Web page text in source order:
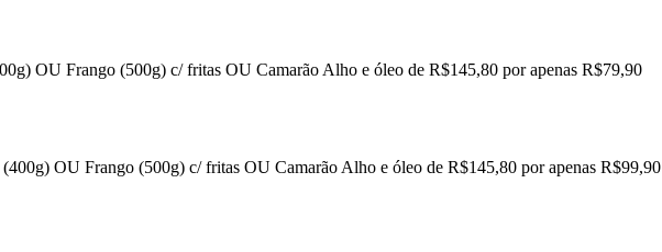
OU Frango (500g) c/ fritas OU Camarão Alho e óleo de R$145,80 por apenas R$79,90
OU Frango (500g) c/ fritas OU Camarão Alho e óleo de R$145,80 por apenas R$99,90